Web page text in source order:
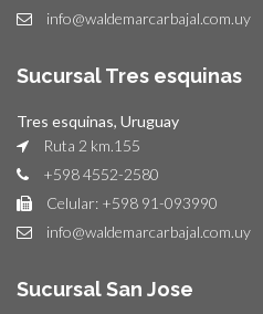
info@waldemarcarbajal.com.uy
Sucursal Tres esquinas
Tres esquinas, Uruguay
Ruta 2 km.155
+598 4552-2580
Celular: +598 91-093990
info@waldemarcarbajal.com.uy
Sucursal San Jose